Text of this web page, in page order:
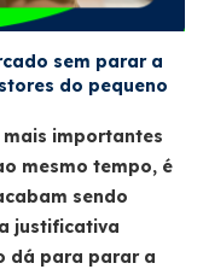
sem parar a
do pequeno
importantes
mesmo tempo, é
sendo
justificativa
dá para parar a